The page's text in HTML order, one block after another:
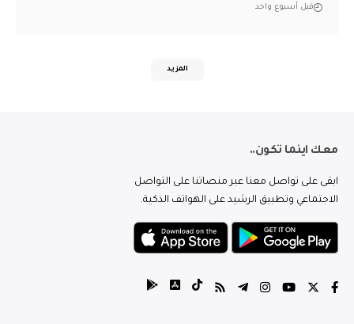
قبل أسبوع واحد
المزيد
معك اينما تكون..
ابقى على تواصل معنا عبر منصاتنا على التواصل
الاجتماعي وتطبيق الرشيد على الهواتف الذكية.